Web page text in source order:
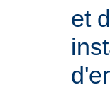
et